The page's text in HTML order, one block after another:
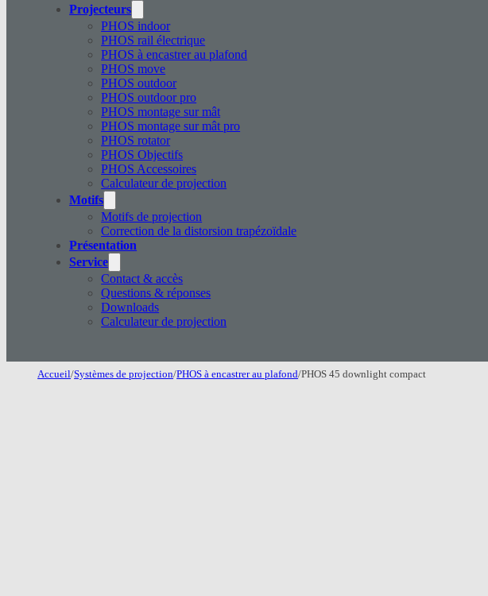
Projecteurs
PHOS indoor
PHOS rail électrique
PHOS à encastrer au plafond
PHOS move
PHOS outdoor
PHOS outdoor pro
PHOS montage sur mât
PHOS montage sur mât pro
PHOS rotator
PHOS Objectifs
PHOS Accessoires
Calculateur de projection
Motifs
Motifs de projection
Correction de la distorsion trapézoïdale
Présentation
Service
Contact & accès
Questions & réponses
Downloads
Calculateur de projection
Accueil/Systèmes de projection/PHOS à encastrer au plafond/PHOS 45 downlight compact